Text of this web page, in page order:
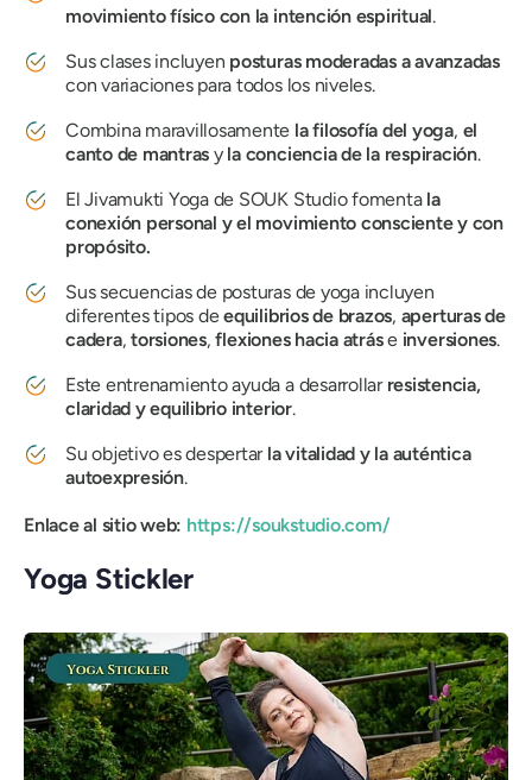
movimiento físico con la intención espiritual.
Sus clases incluyen posturas moderadas a avanzadas
con variaciones para todos los niveles.
Combina maravillosamente la filosofía del yoga, el
canto de mantras y la conciencia de la respiración.
El Jivamukti Yoga de SOUK Studio fomenta la
conexión personal y el movimiento consciente y con
propósito.
Sus secuencias de posturas de yoga incluyen
diferentes tipos deequilibrios de brazos, aperturas de
cadera,torsiones,flexiones hacia atráse inversiones.
Este entrenamiento ayuda a desarrollar resistencia,
claridad y equilibrio interior.
Su objetivo es despertar la vitalidad y la auténtica
autoexpresión.
Enlace al sitio web: https://soukstudio.com/
Yoga Stickler